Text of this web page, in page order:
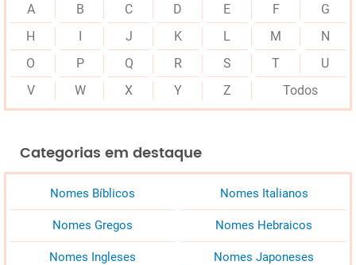
A B C D E F
G
H
I J K L M
N
O
P Q R S T
U
V
W X Y Z Todos
Categorias em destaque
Nomes Bíblicos Nomes Italianos
Nomes Gregos Nomes Hebraicos
Nomes Ingleses Nomes Japoneses